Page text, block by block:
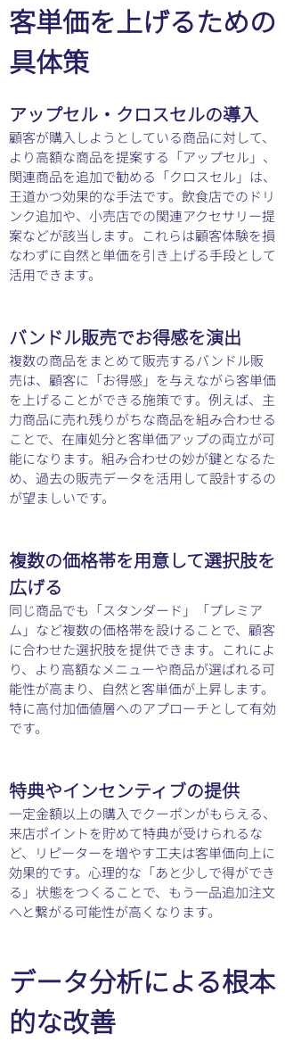
客単価を上げるための
具体策
アップセル・クロスセルの導入
顧客が購入しようとしている商品に対して、
より高額な商品を提案する「アップセル」、
関連商品を追加で勧める「クロスセル」は、
王道かつ効果的な手法です。飲食店でのドリ
ンク追加や、小売店での関連アクセサリー提
案などが該当します。これらは顧客体験を損
なわずに自然と単価を引き上げる手段として
活用できます。
バンドル販売でお得感を演出
複数の商品をまとめて販売するバンドル販
売は、顧客に「お得感」を与えながら客単価
を上げることができる施策です。例えば、主
力商品に売れ残りがちな商品を組み合わせる
ことで、在庫処分と客単価アップの両立が可
能になります。組み合わせの妙が鍵となるた
め、過去の販売データを活用して設計するの
が望ましいです。
複数の価格帯を用意して選択肢を
広げる
同じ商品でも「スタンダード」「プレミア
ム」など複数の価格帯を設けることで、顧客
に合わせた選択肢を提供できます。これによ
り、より高額なメニューや商品が選ばれる可
能性が高まり、自然と客単価が上昇します。
特に高付加価値層へのアプローチとして有効
です。
特典やインセンティブの提供
一定金額以上の購入でクーポンがもらえる、
来店ポイントを貯めて特典が受けられるな
ど、リピーターを増やす工夫は客単価向上に
効果的です。心理的な「あと少しで得ができ
る」状態をつくることで、もう一品追加注文
へと繋がる可能性が高くなります。
データ分析による根本
的な改善